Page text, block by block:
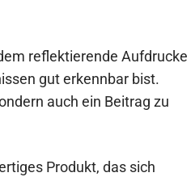
reflektierende Aufdrucke
gut erkennbar bist.
auch ein Beitrag zu
Produkt, das sich